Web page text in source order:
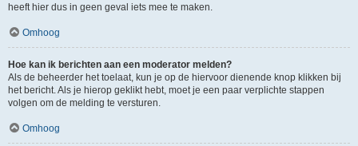
heeft hier dus in geen geval iets mee te maken.
Omhoog
Hoe kan ik berichten aan een moderator melden?
Als de beheerder het toelaat, kun je op de hiervoor dienende knop klikken bij
het bericht. Als je hierop geklikt hebt, moet je een paar verplichte stappen
volgen om de melding te versturen.
Omhoog